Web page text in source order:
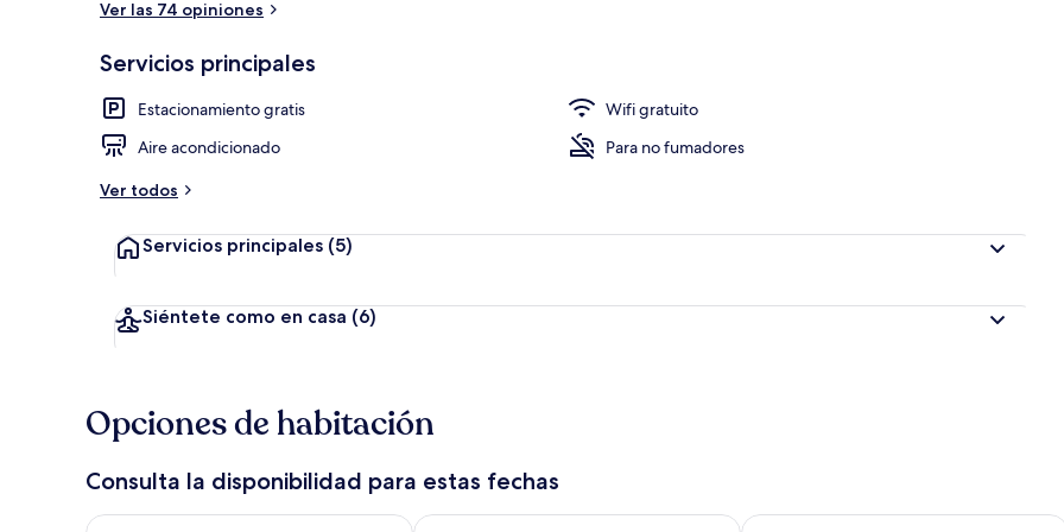
Ver las 74 opiniones
Servicios principales
Estacionamiento gratis
Wifi gratuito
Aire acondicionado
Para no fumadores
Ver todos
Servicios principales (5)
Siéntete como en casa (6)
Opciones de habitación
Consulta la disponibilidad para estas fechas
Consulta la disponibilidad para hoy ago 6 - ago 7Consulta la disponibilidad para mañana ago 7 - ago 8Consulta la disponibilidad para este